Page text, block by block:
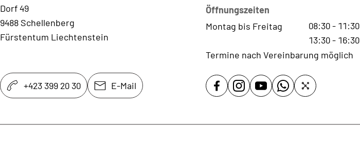
Dorf 49
9488 Schellenberg
Fürstentum Liechtenstein
Öffnungszeiten
Montag bis Freitag
08:30- 11:30
13:30- 16:30
Termine nach Vereinbarung möglich
+423 399 20 30 E-Mail